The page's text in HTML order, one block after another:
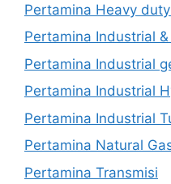
Pertamina Heavy
Pertamina Industrial
Pertamina Industrial
Pertamina Industrial
Pertamina Industrial
Pertamina Natural
Pertamina Transmisi